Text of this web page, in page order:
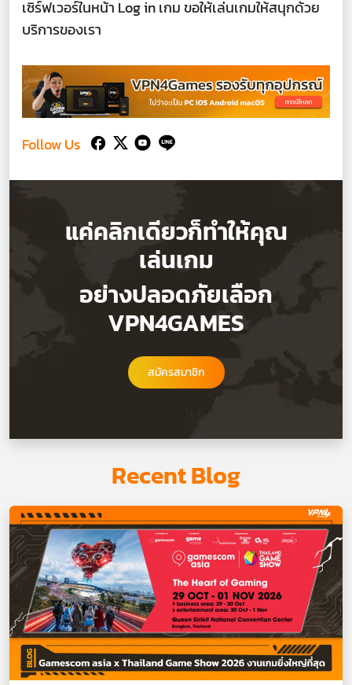
เซิร์ฟเวอร์ในหน้า Log in เกม ขอให้เล่นเกมให้สนุกด้วย
บริการของเรา
Follow Us
แค่คลิกเดียวก็ทำให้คุณ
เล่นเกม
อย่างปลอดภัยเลือก
VPN4GAMES
สมัครสมาชิก
Recent Blog